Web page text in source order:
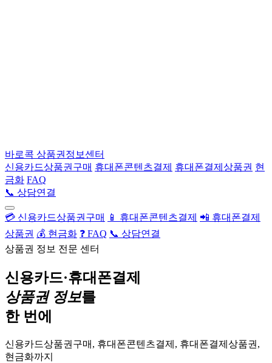
바로콕 상품권정보센터
신용카드상품권구매 휴대폰콘텐츠결제 휴대폰결제상품권 현
금화 FAQ
📞 상담연결
💳 신용카드상품권구매 📱 휴대폰콘텐츠결제 📲 휴대폰결제
상품권 💰 현금화 ❓ FAQ 📞 상담연결
상품권 정보 전문 센터
신용카드·휴대폰결제
상품권 정보를
한 번에
신용카드상품권구매, 휴대폰콘텐츠결제, 휴대폰결제상품권,
현금화까지